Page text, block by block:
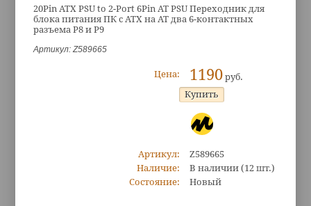
20Pin ATX PSU to 2-Port 6Pin AT PSU Переходник для
блока питания ПК с ATX на AT два 6-контактных
разъема Р8 и Р9
Артикул: Z589665
Цена: 1190руб.
Артикул:
Z589665
Наличие:
В наличии (12 шт.)
Состояние:
Новый